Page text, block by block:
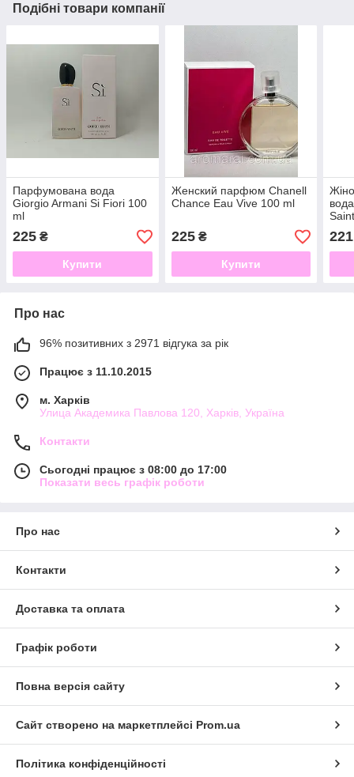
Подібні товари компанії
Парфумована вода
Giorgio Armani Si Fiori 100
ml
225 ₴
Купити
Женский парфюм Chanell
Chance Eau Vive 100 ml
225₴
Купити
221
Про нас
96% позитивних з 2971 відгука за рік
Працює з 11.10.2015
м. Харків
Улица Академика Павлова 120, Харків, Україна
Контакти
Сьогодні працює з 08:00 до 17:00
Показати весь графік роботи
Про нас
Контакти
Доставка та оплата
Графік роботи
Повна версія сайту
Сайт створено на маркетплейсі Prom.ua
Політика конфіденційності